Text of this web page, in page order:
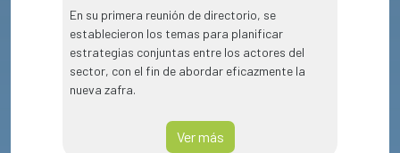
En su primera reunión de directorio, se
establecieron los temas para planificar
estrategias conjuntas entre los actores del
sector, con el fin de abordar eficazmente la
nueva zafra.
Ver más